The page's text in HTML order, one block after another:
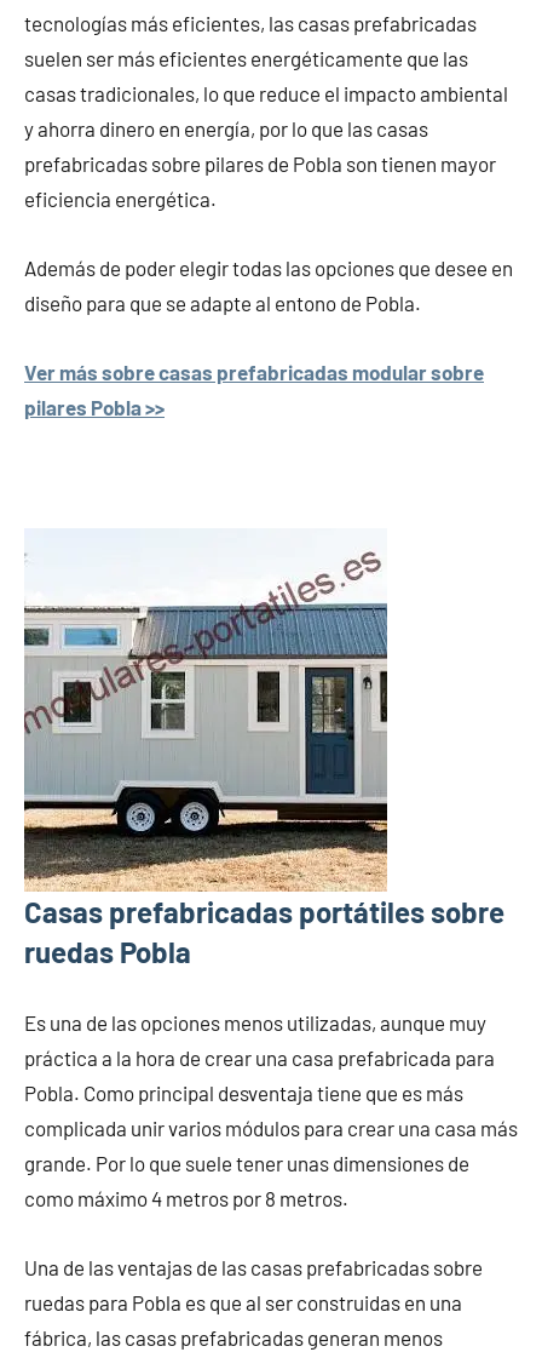
tecnologías más eficientes, las casas prefabricadas
suelen ser más eficientes energéticamente que las
casas tradicionales, lo que reduce el impacto ambiental
y ahorra dinero en energía, por lo que las casas
prefabricadas sobre pilares de Pobla son tienen mayor
eficiencia energética.
Además de poder elegir todas las opciones que desee en
diseño para que se adapte al entono de Pobla.
Ver más sobre casas prefabricadas modular sobre
pilares Pobla >>
Casas prefabricadas portátiles sobre
ruedas Pobla
Es una de las opciones menos utilizadas, aunque muy
práctica a la hora de crear una casa prefabricada para
Pobla. Como principal desventaja tiene que es más
complicada unir varios módulos para crear una casa más
grande. Por lo que suele tener unas dimensiones de
como máximo 4 metros por 8 metros.
Una de las ventajas de las casas prefabricadas sobre
ruedas para Pobla es que al ser construidas en una
fábrica, las casas prefabricadas generan menos